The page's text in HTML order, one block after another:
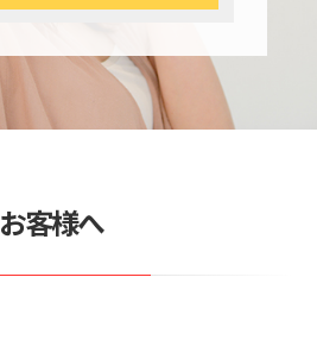
お客様へ